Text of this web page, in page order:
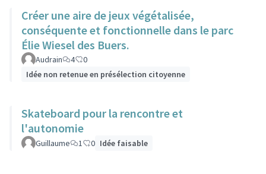
Créer une aire de jeux végétalisée,
conséquente et fonctionnelle dans le parc
Élie Wiesel des Buers.
Audrain 4
0
Idée non retenue en présélection citoyenne
Skateboard pour la rencontre et
l'autonomie
Guillaume 1 0 Idée faisable